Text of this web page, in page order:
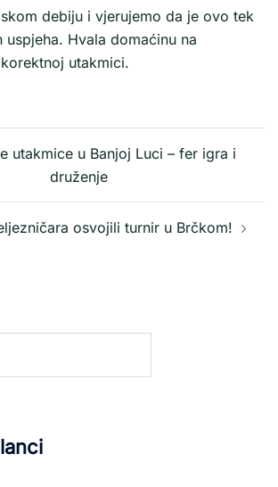
debiju i vjerujemo da je ovo tek
uspjeha. Hvala domaćinu na
utakmici.
utakmice u Banjoj Luci – fer igra i
druženje
osvojili turnir u Brčkom!